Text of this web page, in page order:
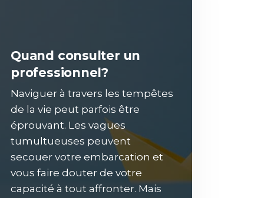
Quand consulter un
professionnel?
Naviguer à travers les tempêtes
de la vie peut parfois être
éprouvant. Les vagues
tumultueuses peuvent
secouer votre embarcation et
vous faire douter de votre
capacité à tout affronter. Mais